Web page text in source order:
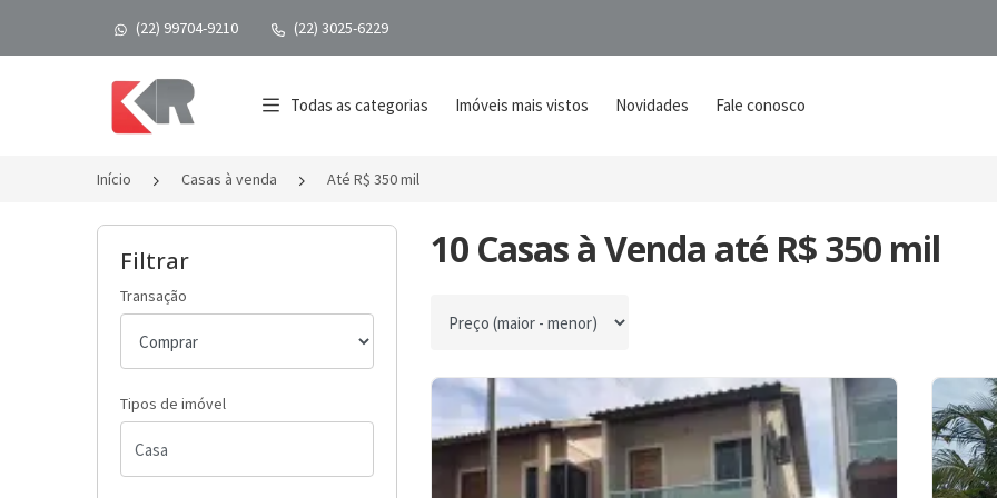
(22) 99704-9210 (22) 3025-6229
Página inicial
Todas as categorias Imóveis mais vistos Novidades Fale conosco
Início Casas à venda Até R$ 350 mil
Filtrar
Transação
Tipos de imóvel
10 Casas à Venda até R$ 350 mil
Ordenar por